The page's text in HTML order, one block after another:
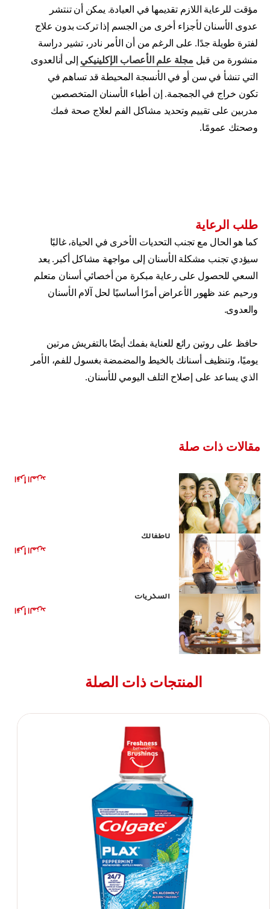
مؤقت للرعاية اللازم تقديمها في العيادة. يمكن أن تنتشر
عدوى الأسنان لأجزاء أخرى من الجسم إذا تركت بدون علاج
لفترة طويلة جدًا. على الرغم من أن الأمر نادر، تشير دراسة
منشورة من قبل مجلة علم الأعصاب الإكلينيكي إلى أنالعدوى
التي تنشأ في سن أو في الأنسجة المحيطة قد تساهم في
تكون خراج في الجمجمة. إن أطباء الأسنان المتخصصين
مدربين على تقييم وتحديد مشاكل الفم لعلاج صحة فمك
وصحتك عمومًا.
طلب الرعاية
كما هو الحال مع تجنب التحديات الأخرى في الحياة، غالبًا
سيؤدي تجنب مشكلة الأسنان إلى مواجهة مشاكل أكبر. يعد
السعي للحصول على رعاية مبكرة من أخصائي أسنان متعلم
ورحيم عند ظهور الأعراض أمرًا أساسيًا لحل آلام الأسنان
والعدوى.
حافظ على روتين رائع للعناية بفمك أيضًا بالتفريش مرتين
يوميًا، وتنظيف أسنانك بالخيط والمضمضة بغسول للفم، الأمر
الذي يساعد على إصلاح التلف اليومي للأسنان.
مقالات ذات صلة
اقرأ المزيد
لأطفالك
اقرأ المزيد
السكريات
اقرأ المزيد
المنتجات ذات الصلة